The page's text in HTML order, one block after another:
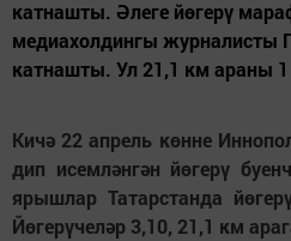
катнашты. Әлеге йөгерү
медиахолдингы журналисты
катнашты. Ул 21,1 км араны 1
Кичә 22 апрель көнне
дип исемләнгән йөгерү
ярышлар Татарстанда
Йөгерүчеләр 3,10, 21,1 км